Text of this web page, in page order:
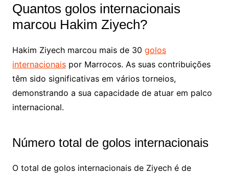
Quantos golos internacionais
marcou Hakim Ziyech?
Hakim Ziyech marcou mais de 30 golos
internacionaispor Marrocos. As suas contribuições
têm sido significativas em vários torneios,
demonstrando a sua capacidade de atuar em palco
internacional.
Número total de golos internacionais
O total de golos internacionais de Ziyech é de